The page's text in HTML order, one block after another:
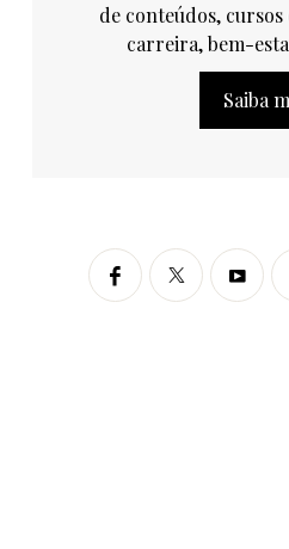
de conteúdos,
carreira, bem-
Saiba